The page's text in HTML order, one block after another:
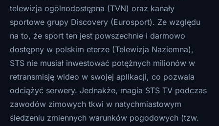
telewizja ogólnodostępna (TVN) oraz kanały
sportowe grupy Discovery (Eurosport). Ze względu
na to, że sport ten jest powszechnie i darmowo
dostępny w polskim eterze (Telewizja Naziemna),
STS nie musiał inwestować potężnych milionów w
retransmisję wideo w swojej aplikacji, co pozwala
odciążyć serwery. Jednakże, magia STS TV podczas
zawodów zimowych tkwi w natychmiastowym
śledzeniu zmiennych warunków pogodowych (tzw.